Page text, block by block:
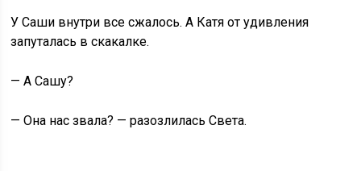
У Саши внутри все сжалось. А Катя от удивления
запуталась в скакалке.
— А Сашу?
— Она нас звала? — разозлилась Света.